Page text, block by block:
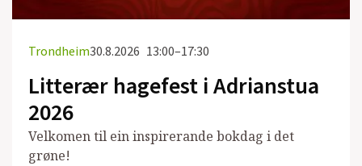
Trondheim30.8.2026 13:00–17:30
Litterær hagefest i Adrianstua
2026
Velkomen til ein inspirerande bokdag i det
grøne!